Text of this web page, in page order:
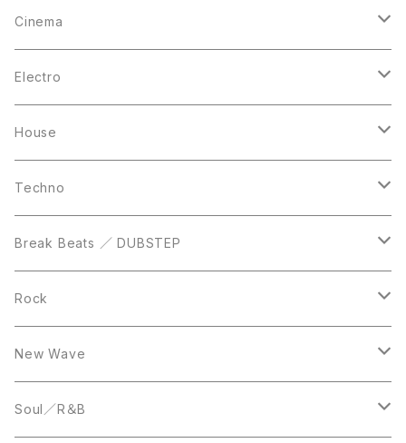
12inch
10inch
Casette Tape
12inch
CD
12inch
LP
Cinema
LP
12inch
DVD
Electro
12inch
LP
House
LP
12inch
10inch
Techno
12inch
LP
Break Beats ／ DUBSTEP
12inch
LP
Rock
12inch
LP
New Wave
12inch
Soul／R＆B